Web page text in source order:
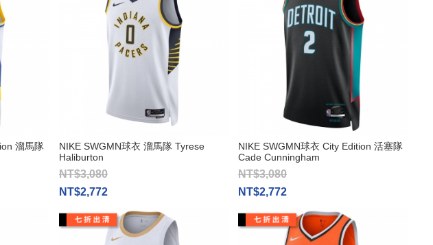
溜馬隊
NIKE SWGMN球衣 溜馬隊 Tyrese
Haliburton
NT$3,080
NT$2,772
NIKE SWGMN球衣 City Edition 活塞隊
Cade Cunningham
NT$3,080
NT$2,772